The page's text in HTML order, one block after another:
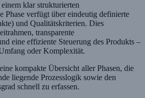
klar strukturierten
Phase verfügt über eindeutig definierte
und Qualitätskriterien. Dies
transparente
eine effiziente Steuerung des Produkts –
oder Komplexität.
kompakte Übersicht aller Phasen, die
liegende Prozesslogik sowie den
schnell zu erfassen.